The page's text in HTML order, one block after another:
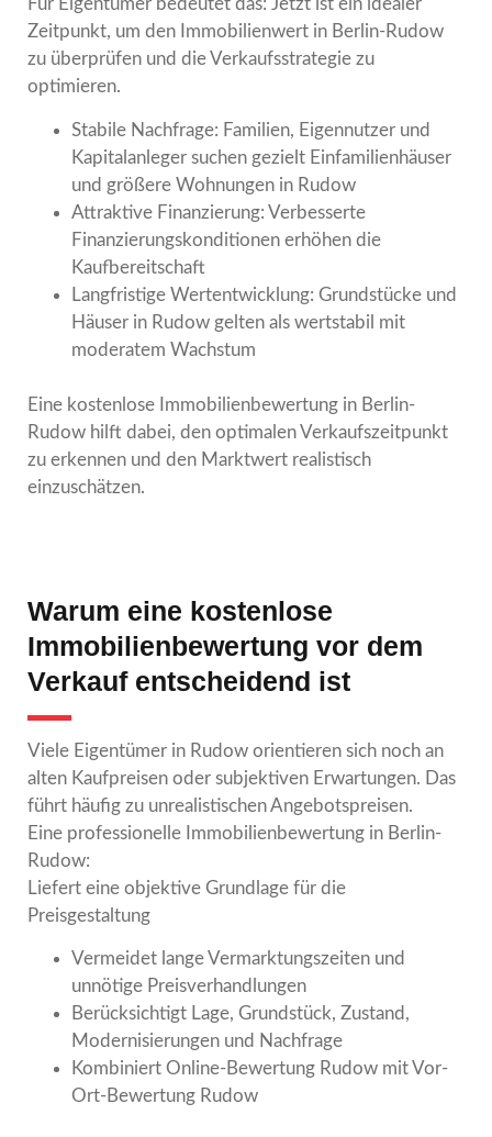
Für Eigentümer bedeutet das: Jetzt ist ein idealer
Zeitpunkt, um den Immobilienwert in Berlin-Rudow
zu überprüfen und die Verkaufsstrategie zu
optimieren.
Stabile Nachfrage: Familien, Eigennutzer und
Kapitalanleger suchen gezielt Einfamilienhäuser
und größere Wohnungen in Rudow
Attraktive Finanzierung: Verbesserte
Finanzierungskonditionen erhöhen die
Kaufbereitschaft
Langfristige Wertentwicklung: Grundstücke und
Häuser in Rudow gelten als wertstabil mit
moderatem Wachstum
Eine kostenlose Immobilienbewertung in Berlin-
Rudow hilft dabei, den optimalen Verkaufszeitpunkt
zu erkennen und den Marktwert realistisch
einzuschätzen.
Warum eine kostenlose
Immobilienbewertung vor dem
Verkauf entscheidend ist
Viele Eigentümer in Rudow orientieren sich noch an
alten Kaufpreisen oder subjektiven Erwartungen. Das
führt häufig zu unrealistischen Angebotspreisen.
Eine professionelle Immobilienbewertung in Berlin-
Rudow:
Liefert eine objektive Grundlage für die
Preisgestaltung
Vermeidet lange Vermarktungszeiten und
unnötige Preisverhandlungen
Berücksichtigt Lage, Grundstück, Zustand,
Modernisierungen und Nachfrage
Kombiniert Online-Bewertung Rudow mit Vor-
Ort-Bewertung Rudow